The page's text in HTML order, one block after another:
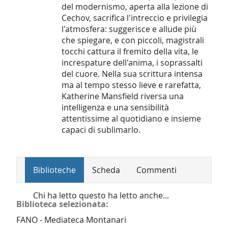
del modernismo, aperta alla lezione di
Cechov, sacrifica l'intreccio e privilegia
l'atmosfera: suggerisce e allude più
che spiegare, e con piccoli, magistrali
tocchi cattura il fremito della vita, le
increspature dell'anima, i soprassalti
del cuore. Nella sua scrittura intensa
ma al tempo stesso lieve e rarefatta,
Katherine Mansfield riversa una
intelligenza e una sensibilità
attentissime al quotidiano e insieme
capaci di sublimarlo.
Biblioteche Scheda Commenti
Chi ha letto questo ha letto anche...
Biblioteca selezionata:
FANO - Mediateca Montanari